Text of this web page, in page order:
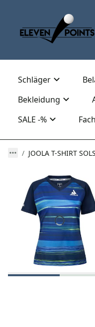
Schläger
Bekleidung
SALE -%
JOOLA T-SHIRT